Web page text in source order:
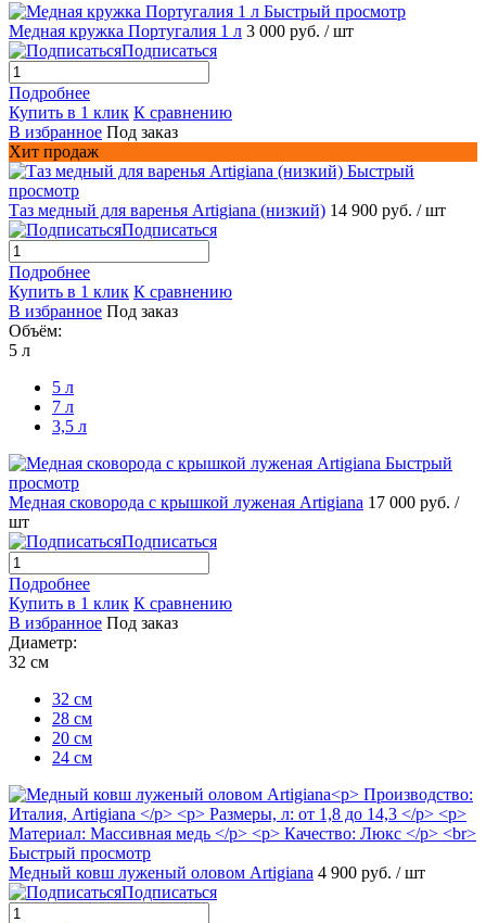
Быстрый просмотр
Медная кружка Португалия 1 л 3 000 руб. / шт
Подписаться
Подробнее
Купить в 1 клик К сравнению
В избранное Под заказ
Хит продаж
Быстрый
просмотр
Таз медный для варенья Artigiana (низкий) 14 900 руб. / шт
Подписаться
Подробнее
Купить в 1 клик К сравнению
В избранное Под заказ
Объём:
5 л
5 л
7 л
3,5 л
Быстрый
просмотр
Медная сковорода с крышкой луженая Artigiana 17 000 руб. /
шт
Подписаться
Подробнее
Купить в 1 клик К сравнению
В избранное Под заказ
Диаметр:
32 см
32 см
28 см
20 см
24 см
Быстрый просмотр
Медный ковш луженый оловом Artigiana 4 900 руб. / шт
Подписаться